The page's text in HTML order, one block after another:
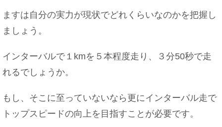
意点
ますは自分の実力が現状でどれくらいなのかを把握し
ましょう。
インターバルで１kmを５本程度走り、３分50秒で走
れるでしょうか。
もし、そこに至っていないなら更にインターバル走で
トップスピードの向上を目指すことが必要です。